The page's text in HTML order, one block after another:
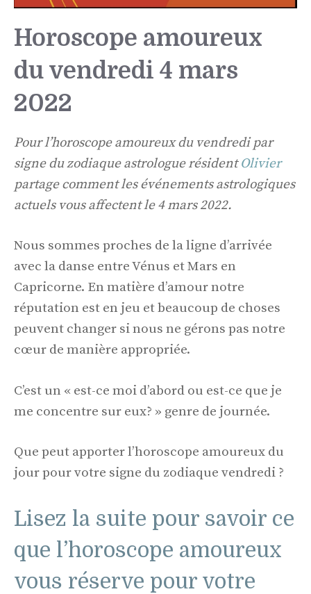
Horoscope amoureux
du vendredi 4 mars
2022
Pour l’horoscope amoureux du vendredi par
signe du zodiaque astrologue résidentOlivier
partage comment les événements astrologiques
actuels vous affectent le 4 mars 2022.
Nous sommes proches de la ligne d’arrivée
avec la danse entre Vénus et Mars en
Capricorne. En matière d’amour notre
réputation est en jeu et beaucoup de choses
peuvent changer si nous ne gérons pas notre
cœur de manière appropriée.
C’est un « est-ce moi d’abord ou est-ce que je
me concentre sur eux? » genre de journée.
Que peut apporter l’horoscope amoureux du
jour pour votre signe du zodiaque vendredi ?
Lisez la suite pour savoir ce
que l’horoscope amoureux
vous réserve pour votre